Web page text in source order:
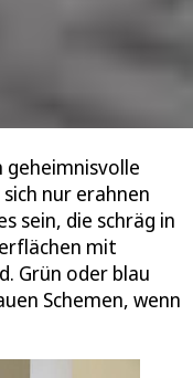
geheimnisvolle
nur erahnen
sein, die schräg in
mit
Grün oder blau
Schemen, wenn